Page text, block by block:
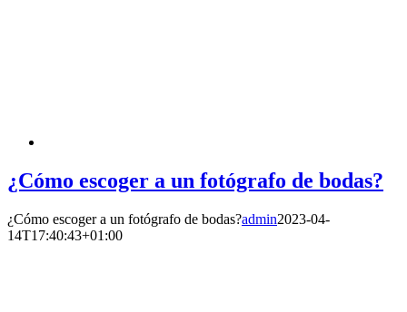
¿Cómo escoger a un fotógrafo de bodas?
¿Cómo escoger a un fotógrafo de bodas?admin2023-04-
14T17:40:43+01:00